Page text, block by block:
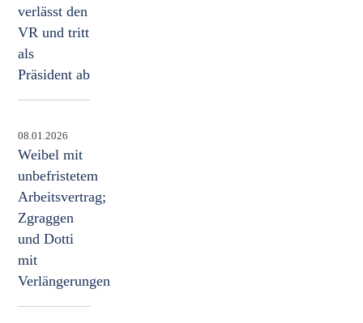
verlässt den
VR und tritt
als
Präsident ab
08.01.2026
Weibel mit
unbefristetem
Arbeitsvertrag;
Zgraggen
und Dotti
mit
Verlängerungen